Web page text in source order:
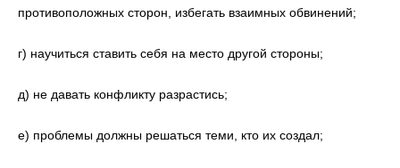
противоположных сторон, избегать взаимных обвинений;
г) научиться ставить себя на место другой стороны;
д) не давать конфликту разрастись;
е) проблемы должны решаться теми, кто их создал;